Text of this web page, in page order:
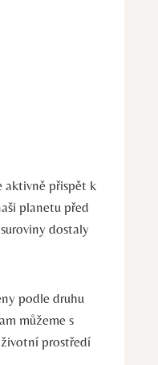
aktivně přispět k
planetu před
dostaly
podle druhu
můžeme s
prostředí